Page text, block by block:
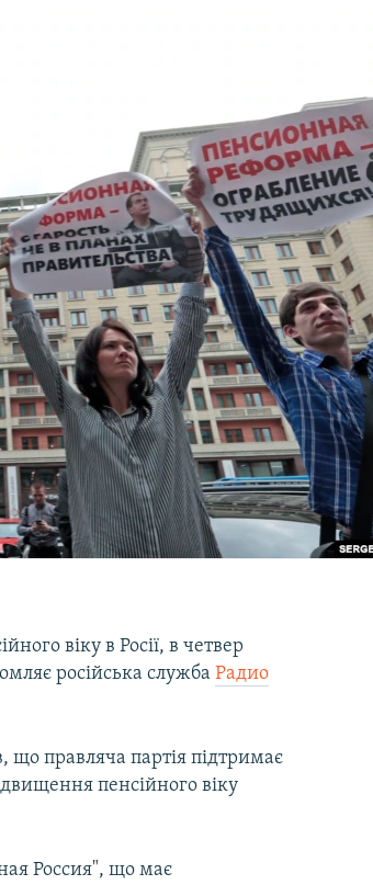
віку в Росії, в четвер
російська службаРадио
що правляча партія підтримає
пенсійного віку
Россия", що має